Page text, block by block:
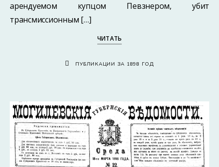
арендуемом купцом Певзнером, убит
трансмиссионным […]
ЧИТАТЬ
ПУБЛИКАЦИИ ЗА 1898 ГОД